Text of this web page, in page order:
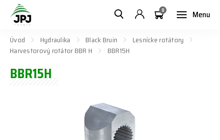
Menu
0
Úvod Hydraulika Black Bruin
Lesnícke rotátory
Harvestorový rotátor BBR H
BBR15H
BBR15H